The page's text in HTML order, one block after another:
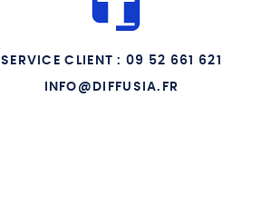
SERVICE CLIENT : 09 52 661 621
INFO@DIFFUSIA.FR